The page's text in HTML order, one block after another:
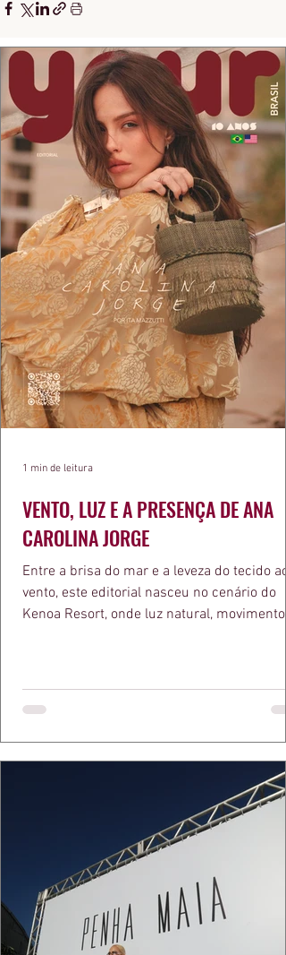
VENTO, LUZ E A PRESENÇA DE ANA
CAROLINA JORGE
Entre a brisa do mar e a leveza do tecido ao
vento, este editorial nasceu no cenário do
Kenoa Resort, onde luz natural, movimento e
algo de intemporal em vestir o vento e
que ele conduza a cena. Cada dobra do
cada reflexo dourado da luz sobre a pe
1 min de leitura